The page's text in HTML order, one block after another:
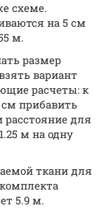
схеме.
на 5 см
м.
размер
вариант
расчеты: к
см прибавить
расстояние для
м на одну
ткани для
5.9 м.